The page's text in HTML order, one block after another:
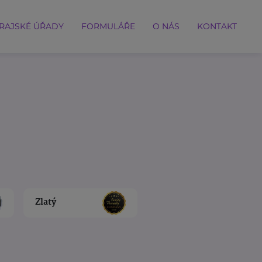
ÚŘADY FORMULÁŘE O NÁS KONTAKT
Zlatý